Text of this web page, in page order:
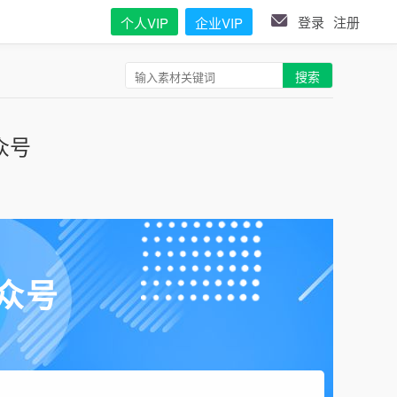
个人VIP 企业VIP 登录 注册
搜索
号
号